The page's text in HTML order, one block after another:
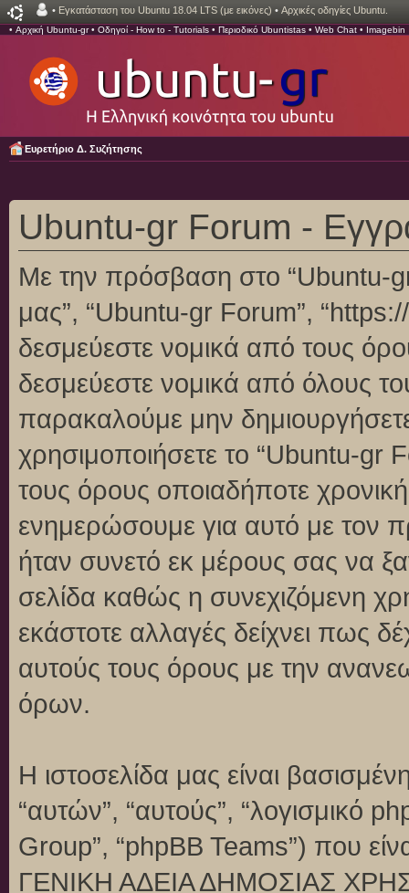
• Εγκατάσταση του Ubuntu 18.04 LTS (με εικόνες) • Αρχικές οδηγίες Ubuntu.
• Αρχική Ubuntu-gr• Οδηγοί - How to - Tutorials • Περιοδικό Ubuntistas • Web Chat • Imagebin
Ευρετήριο Δ. Συζήτησης
Ubuntu-gr Forum -
Με την πρόσβαση στο “Ubuntu-gr
μας”, “Ubuntu-gr Forum”,
δεσμεύεστε νομικά από τους
δεσμεύεστε νομικά από όλους
παρακαλούμε μην
χρησιμοποιήσετε το “Ubuntu-gr
τους όρους οποιαδήποτε
ενημερώσουμε για αυτό με τον
ήταν συνετό εκ μέρους σας να
σελίδα καθώς η συνεχιζόμενη
εκάστοτε αλλαγές δείχνει πως
αυτούς τους όρους με την
όρων.
Η ιστοσελίδα μας είναι
“αυτών”, “αυτούς”, “λογισμικό
Group”, “phpBB Teams”) που
ΓΕΝΙΚΗ ΑΔΕΙΑ ΔΗΜΟΣΙΑΣ